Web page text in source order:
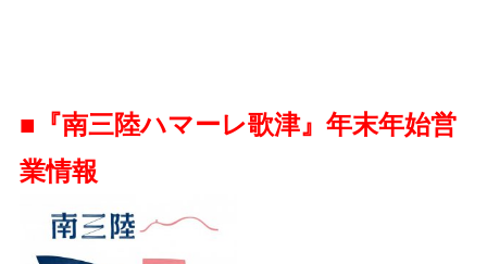
■『南三陸ハマーレ歌津』年末年始営
業情報